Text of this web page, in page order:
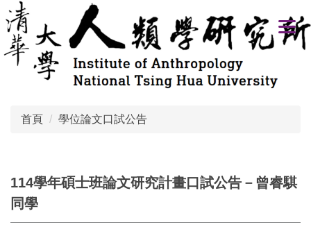
跳
到
主
首頁 學位論文口試公告
114學年碩士班論文研究計畫口試公告－曾睿騏
同學